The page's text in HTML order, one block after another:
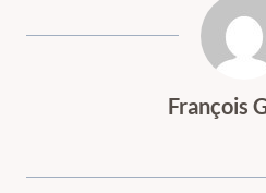
François